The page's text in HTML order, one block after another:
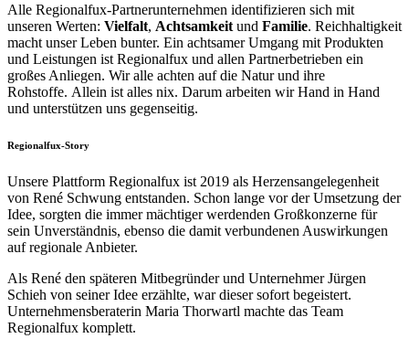
Alle Regionalfux-Partnerunternehmen identifizieren sich mit
unseren Werten: Vielfalt, Achtsamkeit und Familie. Reichhaltigkeit
macht unser Leben bunter. Ein achtsamer Umgang mit Produkten
und Leistungen ist Regionalfux und allen Partnerbetrieben ein
großes Anliegen. Wir alle achten auf die Natur und ihre
Rohstoffe. Allein ist alles nix. Darum arbeiten wir Hand in Hand
und unterstützen uns gegenseitig.
Regionalfux-Story
Unsere Plattform Regionalfux ist 2019 als Herzensangelegenheit
von René Schwung entstanden. Schon lange vor der Umsetzung der
Idee, sorgten die immer mächtiger werdenden Großkonzerne für
sein Unverständnis, ebenso die damit verbundenen Auswirkungen
auf regionale Anbieter.
Als René den späteren Mitbegründer und Unternehmer Jürgen
Schieh von seiner Idee erzählte, war dieser sofort begeistert.
Unternehmensberaterin Maria Thorwartl machte das Team
Regionalfux komplett.